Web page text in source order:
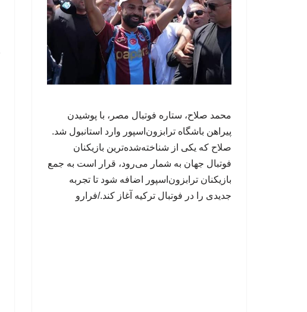
محمد صلاح، ستاره فوتبال مصر، با پوشیدن
پیراهن باشگاه ترابزون‌اسپور وارد استانبول شد.
صلاح که یکی از شناخته‌شده‌ترین بازیکنان
فوتبال جهان به شمار می‌رود، قرار است به جمع
بازیکنان ترابزون‌اسپور اضافه شود تا تجربه
جدیدی را در فوتبال ترکیه آغاز کند./فرارو